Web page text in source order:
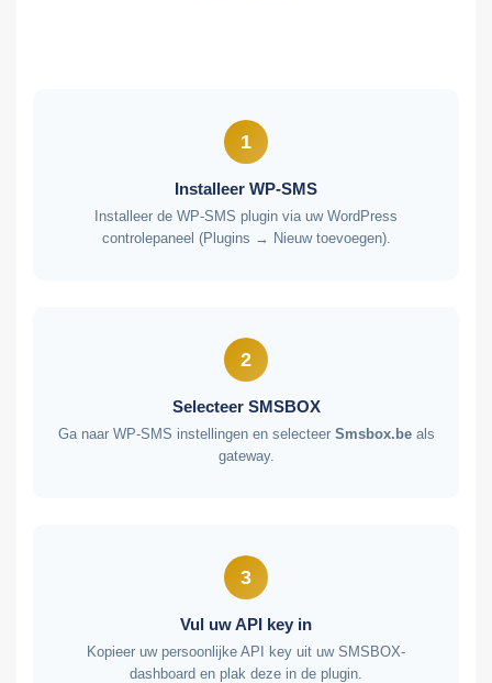
1
Installeer WP-SMS
Installeer de WP-SMS plugin via uw WordPress
controlepaneel (Plugins → Nieuw toevoegen).
2
Selecteer SMSBOX
Ga naar WP-SMS instellingen en selecteer Smsbox.beals
gateway.
3
Vul uw API key in
Kopieer uw persoonlijke API key uit uw SMSBOX-
dashboard en plak deze in de plugin.